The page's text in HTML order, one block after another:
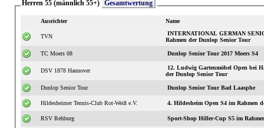
Herren 55 (männlich 55+) Gesamtwertung
Ausrichter Name
TVN
INTERNATIONAL GERMAN
Rahmen der Dunlop Senior Tour
TC Moers 08 Dunlop Senior Tour 2017 Moers S4
DSV 1878 Hannover
12. Ludwig Gartenmöbel Open bei
der Dunlop Senior Tour
Dunlop Senior Tour Dunlop Senior Tour Bad Laasphe
Hildesheimer Tennis-Club Rot-Weiß e.V. 4. Hildesheim Open S4 im Rahmen
RSV Rehburg Sport-Shop Hiller-Cup S5 im